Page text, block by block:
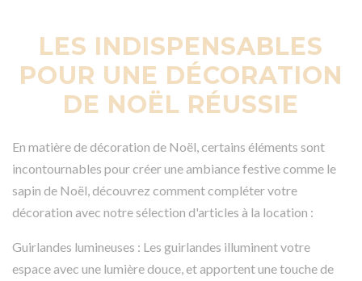
LES INDISPENSABLES
POUR UNE DÉCORATION
DE NOËL RÉUSSIE
En matière de décoration de Noël, certains éléments sont
incontournables pour créer une ambiance festive comme le
sapin de Noël, découvrez comment compléter votre
décoration avec notre sélection d'articles à la location :
Guirlandes lumineuses : Les guirlandes illuminent votre
espace avec une lumière douce, et apportent une touche de